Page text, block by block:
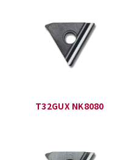
T32GUX NK8080